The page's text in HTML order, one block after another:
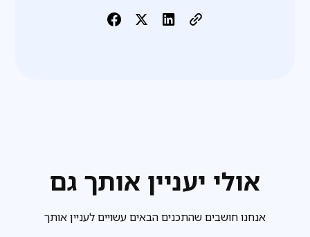
אולי יעניין אותך גם
אנחנו חושבים שהתכנים הבאים עשויים לעניין אותך